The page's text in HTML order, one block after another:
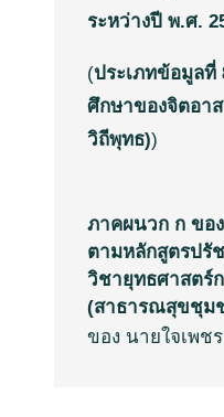
ระหว่างปี พ.ศ.
(ประเภทข้อมูลที่
ศึกษาของจิตอา
วิถีพุทธ))
ภาคผนวก ก ขอ
ตามหลักสูตรป
วิชายุทธศาสตร์
(สาธารณสุขชุม
ของ นายใจเพช